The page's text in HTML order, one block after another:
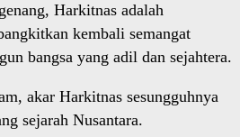
Harkitnas adalah
kembali semangat
bangsa yang adil dan sejahtera.
akar Harkitnas sesungguhnya
sejarah Nusantara.